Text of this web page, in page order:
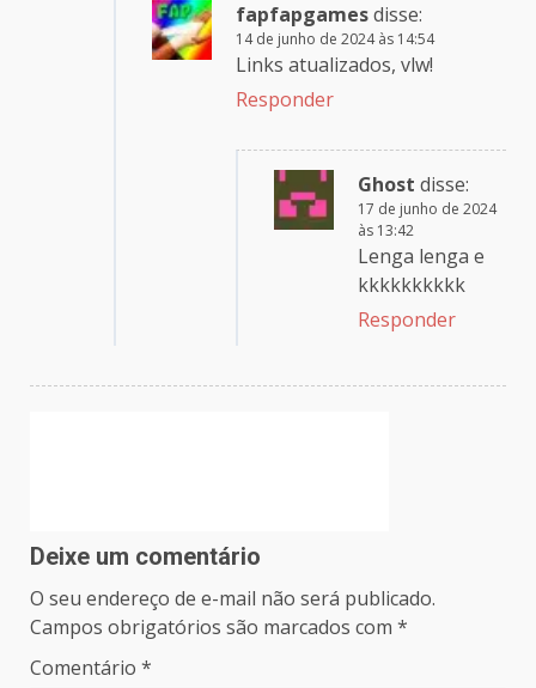
fapfapgamesdisse:
14 de junho de 2024 às 14:54
Links atualizados, vlw!
Responder
Ghost disse:
17 de junho de 2024
às 13:42
Lenga lenga e
kkkkkkkkkk
Responder
Deixe um comentário
O seu endereço de e-mail não será publicado.
Campos obrigatórios são marcados com *
Comentário *